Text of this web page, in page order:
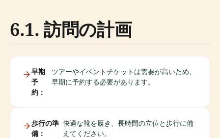
6.1. 訪問の計画
早期
予
約：
ツアーやイベントチケットは需要が高いため、
早期に予約する必要があります。
歩行の準
備：
快適な靴を履き、長時間の立位と歩行に備
えてください。